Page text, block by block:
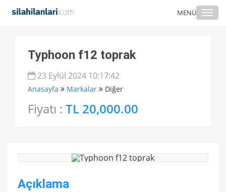
MENÜ
Typhoon f12 toprak
23 Eylül 2024 10:17:42
Anasayfa Markalar Diğer
Fiyatı : TL 20,000.00
Açıklama